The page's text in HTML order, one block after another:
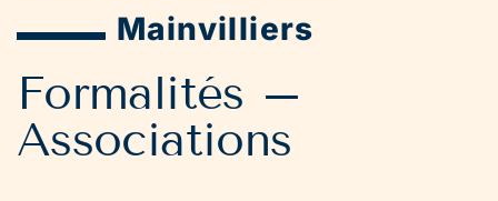
Mainvilliers
Formalités –
Associations